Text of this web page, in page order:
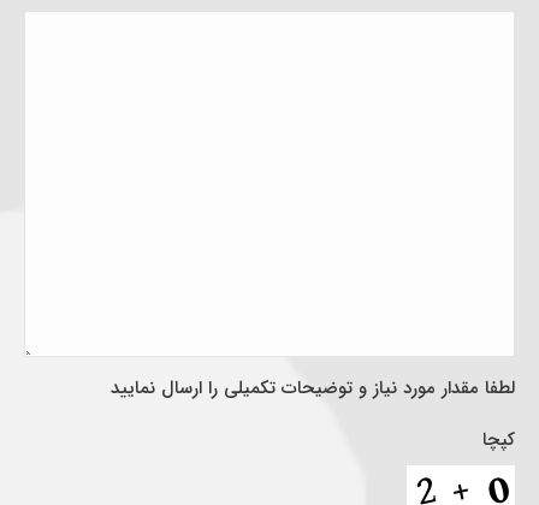
لطفا مقدار مورد نیاز و توضیحات تکمیلی را ارسال نمایید
کپچا